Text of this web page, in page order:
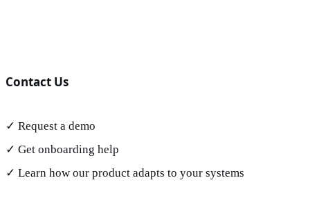
Contact Us
✓ Request a demo
✓ Get onboarding help
✓ Learn how our product adapts to your systems